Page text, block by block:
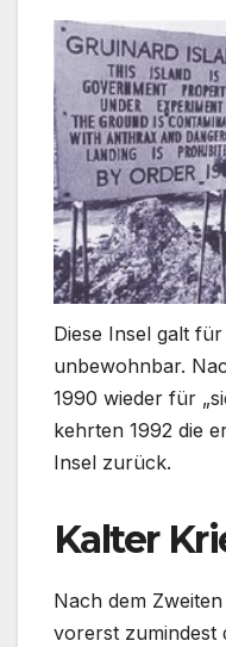
Diese Insel galt
unbewohnbar.
1990 wieder für
kehrten 1992 die
Insel zurück.
Kalter
Nach dem
vorerst zumindest